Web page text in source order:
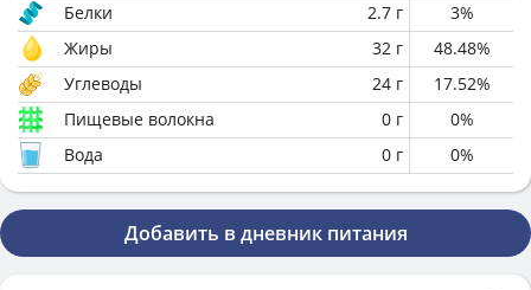
Белки
2.7 г 3%
Жиры
32 г 48.48%
Углеводы
24 г 17.52%
Пищевые волокна
0 г 0%
Вода
0 г 0%
Добавить в дневник питания